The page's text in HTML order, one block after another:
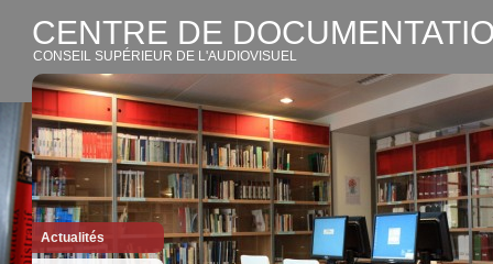
CENTRE DE
CONSEIL SUPÉRIEUR DE L'AUDIOVISUEL
Actualités